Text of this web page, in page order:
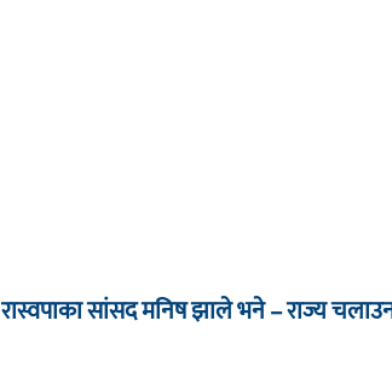
रास्वपाका सांसद मनिष झाले भने – राज्य